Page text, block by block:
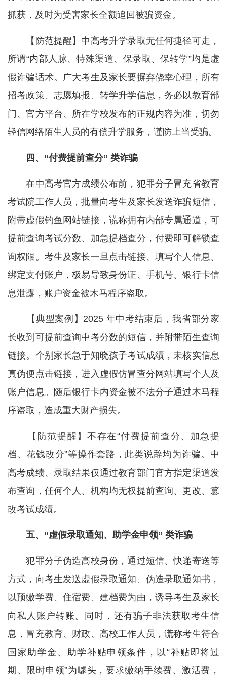
抓获，及时为受害家长全额追回被骗资金。
【防范提醒】中高考升学录取无任何捷径可走，
所谓“内部人脉、特殊渠道、保录取、保转学”均是虚
假诈骗话术。广大考生及家长要摒弃侥幸心理，所有
招考政策、志愿填报、转学升学信息，务必以教育部
门、官方平台、所在学校发布的正规内容为准，切勿
轻信网络陌生人员的有偿升学服务，谨防上当受骗。
四、“付费提前查分” 类诈骗
在中高考官方成绩公布前，犯罪分子冒充省教育
考试院工作人员，批量向考生及家长发送诈骗短信，
附带虚假钓鱼网站链接，谎称拥有内部专属通道，可
提前查询考试分数、加急提档查分，付费即可解锁查
询权限。考生及家长一旦点击链接、填写个人信息、
绑定支付账户，极易导致身份证、手机号、银行卡信
息泄露，账户资金被木马程序盗取。
【典型案例】2025 年中考结束后，我省部分家
长收到可提前查询中考分数的短信，并附带陌生查询
链接。个别家长急于知晓孩子考试成绩，未核实信息
真伪便点击链接，进入虚假仿冒查分网站填写个人及
账户信息。随后银行卡内资金被不法分子通过木马程
序盗取，造成重大财产损失。
【防范提醒】不存在“付费提前查分、加急提
档、花钱改分”等操作套路，此类说辞均为诈骗。中
高考成绩、录取结果仅通过教育部门官方指定渠道发
布查询，任何个人、机构均无权提前查询、更改、篡
改考试成绩。
五、“虚假录取通知、助学金申领” 类诈骗
犯罪分子伪造高校身份，通过短信、快递寄送等
方式，向考生发送虚假录取通知、伪造录取通知书，
以预缴学费、住宿费、建档费为由，诱导考生及家长
向私人账户转账。同时，还有骗子非法获取考生信
息，冒充教育、财政、高校工作人员，谎称考生符合
国家助学金、助学补贴申领条件，以“补贴即将过
期、限时申领”为噱头，要求缴纳手续费、激活费，